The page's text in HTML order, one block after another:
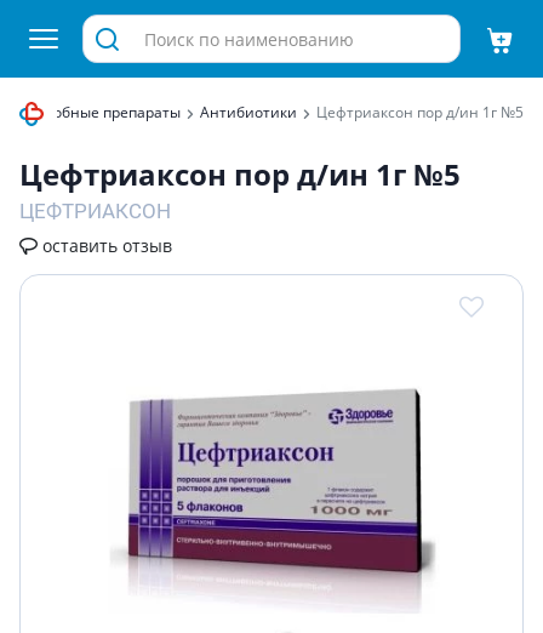
препараты Антибиотики Цефтриаксон пор д/ин 1г №5
Цефтриаксон пор д/ин 1г №5
ЦЕФТРИАКСОН
оставить отзыв